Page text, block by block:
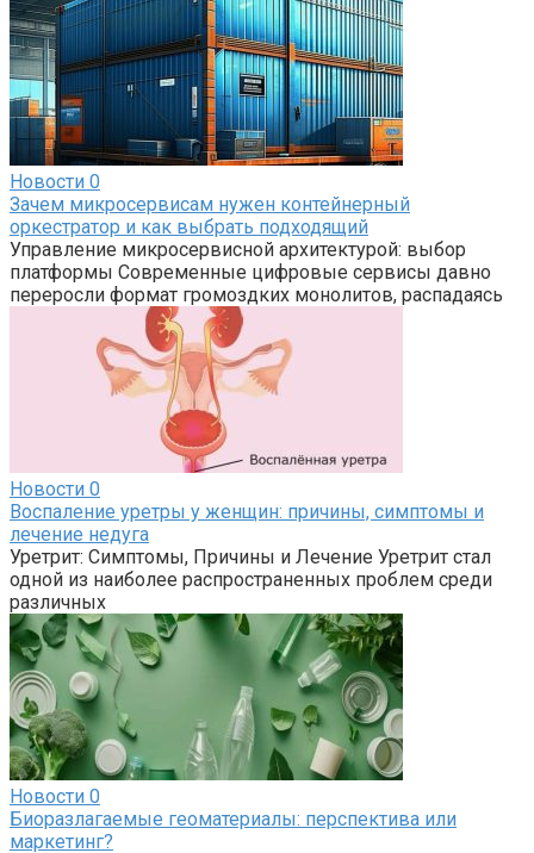
Новости 0
Зачем микросервисам нужен контейнерный
оркестратор и как выбрать подходящий
Управление микросервисной архитектурой: выбор
платформы Современные цифровые сервисы давно
переросли формат громоздких монолитов, распадаясь
Новости 0
Воспаление уретры у женщин: причины, симптомы и
лечение недуга
Уретрит: Симптомы, Причины и Лечение Уретрит стал
одной из наиболее распространенных проблем среди
различных
Новости 0
Биоразлагаемые геоматериалы: перспектива или
маркетинг?